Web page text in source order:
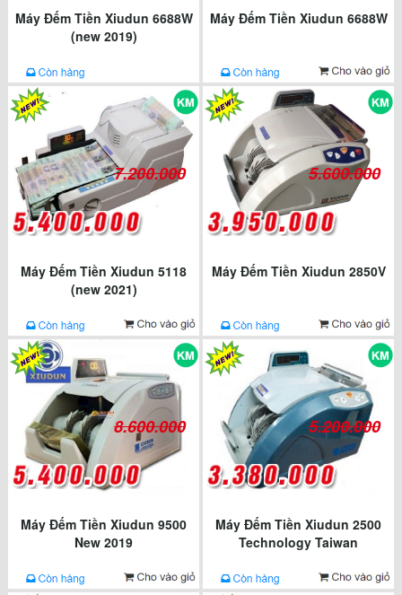
Máy Đếm Tiền Xiudun 6688W
(new 2019)
Máy Đếm Tiền Xiudun 6688W
7.200.000
Máy Đếm Tiền Xiudun 5118
(new 2021)
5.600.000
Máy Đếm Tiền Xiudun 2850V
8.600.000
Máy Đếm Tiền Xiudun 9500
New 2019
5.200.000
Máy Đếm Tiền Xiudun 2500
Technology Taiwan